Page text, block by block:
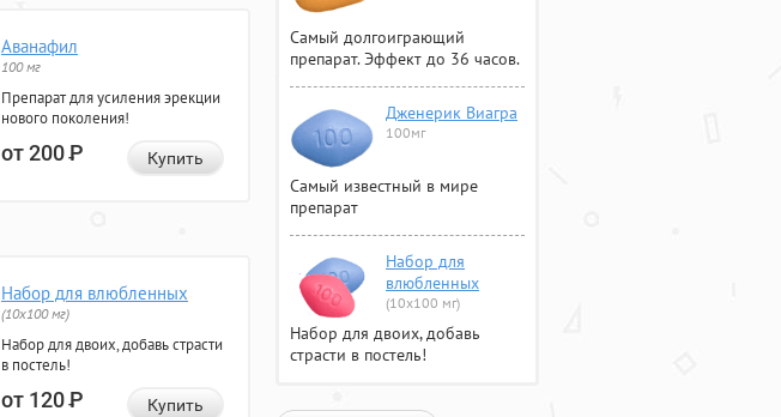
Аванафил
100 мг
Препарат для усиления эрекции
нового поколения!
от 200Р Купить
Набор для влюбленных
(10х100 мг)
Набор для двоих, добавь страсти
в постель!
от 120Р Купить
Самый долгоиграющий
препарат. Эффект до 36 часов.
Дженерик Виагра
100мг
Самый известный в мире
препарат
Набор для
влюбленных
(10х100 мг)
Набор для двоих, добавь
страсти в постель!